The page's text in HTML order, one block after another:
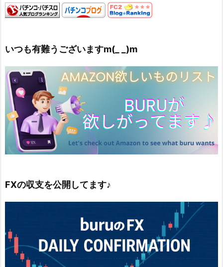
いつも有難うございますm(_ _)m
FXの収支を公開してます♪